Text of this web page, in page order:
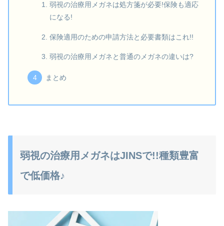
弱視の治療用メガネは処方箋が必要!保険も適応
になる!
保険適用のための申請方法と必要書類はこれ!!
弱視の治療用メガネと普通のメガネの違いは?
まとめ
弱視の治療用メガネはJINSで!!種類豊富
で低価格♪